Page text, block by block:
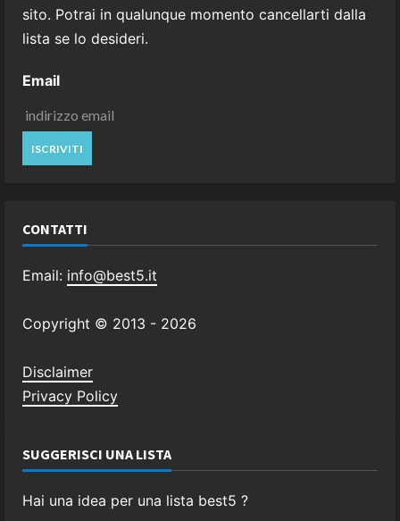
sito. Potrai in qualunque momento cancellarti dalla
lista se lo desideri.
Email
CONTATTI
Email: info@best5.it
Copyright © 2013 - 2026
Disclaimer
Privacy Policy
SUGGERISCI UNA LISTA
Hai una idea per una lista best5 ?